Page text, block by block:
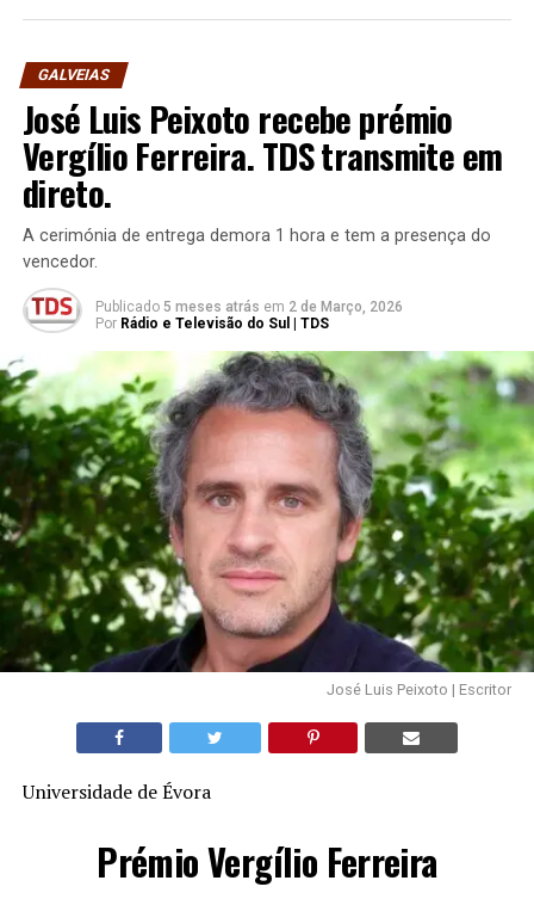
GALVEIAS
José Luis Peixoto recebe prémio
Vergílio Ferreira. TDS transmite em
direto.
A cerimónia de entrega demora 1 hora e tem a presença do
vencedor.
Publicado 5 meses atrás em 2 de Março, 2026
Por Rádio e Televisão do Sul | TDS
José Luis Peixoto | Escritor
Universidade de Évora
Prémio Vergílio Ferreira